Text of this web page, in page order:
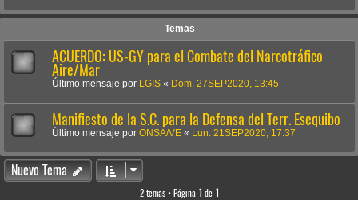
Temas
ACUERDO: US-GY para el Combate del Narcotráfico
Aire/Mar
Último mensaje por LGIS « Dom. 27SEP2020, 13:45
Manifiesto de la S.C. para la Defensa del Terr. Esequibo
Último mensaje por ONSA/VE « Lun. 21SEP2020, 17:37
Nuevo Tema
2 temas • Página 1 de 1